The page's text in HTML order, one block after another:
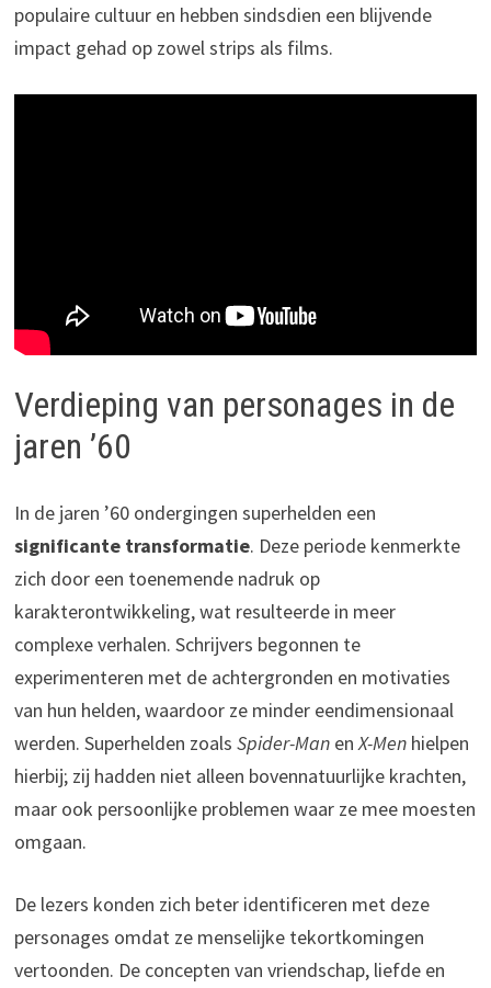
populaire cultuur en hebben sindsdien een blijvende
impact gehad op zowel strips als films.
Verdieping van personages in de
jaren ’60
In de jaren ’60 ondergingen superhelden een
significante transformatie. Deze periode kenmerkte
zich door een toenemende nadruk op
karakterontwikkeling, wat resulteerde in meer
complexe verhalen. Schrijvers begonnen te
experimenteren met de achtergronden en motivaties
van hun helden, waardoor ze minder eendimensionaal
werden. Superhelden zoals Spider-ManenX-Menhielpen
hierbij; zij hadden niet alleen bovennatuurlijke krachten,
maar ook persoonlijke problemen waar ze mee moesten
omgaan.
De lezers konden zich beter identificeren met deze
personages omdat ze menselijke tekortkomingen
vertoonden. De concepten van vriendschap, liefde en